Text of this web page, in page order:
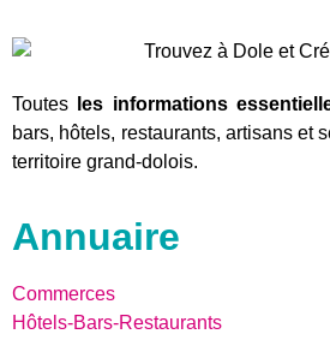
Toutes les informations
bars, hôtels, restaurants, artisans et
territoire grand-dolois.
Annuaire
Commerces
Hôtels-Bars-Restaurants